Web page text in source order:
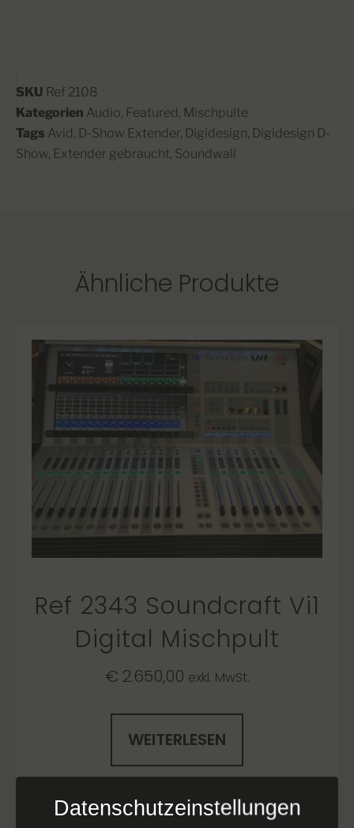
SKU Ref 2108
Kategorien Audio, Featured, Mischpulte
Tags Avid, D-Show Extender, Digidesign, Digidesign D-
Show, Extender gebraucht, Soundwall
Ähnliche Produkte
Ref 2343 Soundcraft Vi1
Digital Mischpult
€ 2.650,00 exkl. MwSt.
WEITERLESEN
Datenschutzeinstellungen